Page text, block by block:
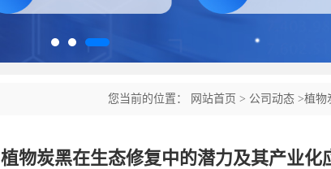
您当前的位置： 网站首页 > 公司动态 >植物
植物炭黑在生态修复中的潜力及其产业化